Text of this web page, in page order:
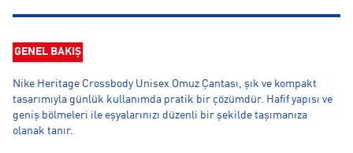
GENEL BAKIŞ
Nike Heritage Crossbody Unisex Omuz Çantası, şık ve kompakt
tasarımıyla günlük kullanımda pratik bir çözümdür. Hafif yapısı ve
geniş bölmeleri ile eşyalarınızı düzenli bir şekilde taşımanıza
olanak tanır.